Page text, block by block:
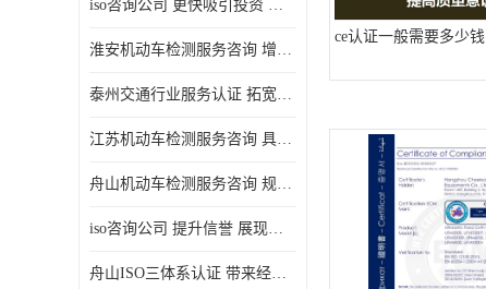
iso咨询公司 更快吸引投资 节省企业运营成本
淮安机动车检测服务咨询 增加竞争力 可获得更多业务机会
泰州交通行业服务认证 拓宽可业务范围 提高客户对企业满意度
江苏机动车检测服务咨询 具有社会效益 是企业综合实力的体现
舟山机动车检测服务咨询 规范管理技术 具备市场竞争能力
iso咨询公司 提升信誉 展现企业文化
舟山ISO三体系认证 带来经济效益 带来可以信赖的良好印象
ce认证一般需要多少钱